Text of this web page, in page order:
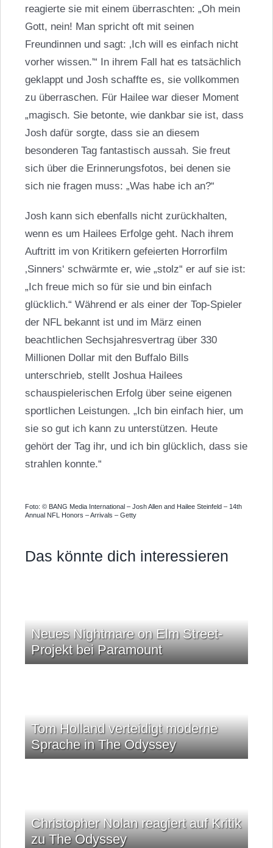
reagierte sie mit einem überraschten: „Oh mein
Gott, nein! Man spricht oft mit seinen
Freundinnen und sagt: ‚Ich will es einfach nicht
vorher wissen.'“ In ihrem Fall hat es tatsächlich
geklappt und Josh schaffte es, sie vollkommen
zu überraschen. Für Hailee war dieser Moment
„magisch. Sie betonte, wie dankbar sie ist, dass
Josh dafür sorgte, dass sie an diesem
besonderen Tag fantastisch aussah. Sie freut
sich über die Erinnerungsfotos, bei denen sie
sich nie fragen muss: „Was habe ich an?“
Josh kann sich ebenfalls nicht zurückhalten,
wenn es um Hailees Erfolge geht. Nach ihrem
Auftritt im von Kritikern gefeierten Horrorfilm
‚Sinners‘ schwärmte er, wie „stolz“ er auf sie ist:
„Ich freue mich so für sie und bin einfach
glücklich.“ Während er als einer der Top-Spieler
der NFL bekannt ist und im März einen
beachtlichen Sechsjahresvertrag über 330
Millionen Dollar mit den Buffalo Bills
unterschrieb, stellt Joshua Hailees
schauspielerischen Erfolg über seine eigenen
sportlichen Leistungen. „Ich bin einfach hier, um
sie so gut ich kann zu unterstützen. Heute
gehört der Tag ihr, und ich bin glücklich, dass sie
strahlen konnte.“
Foto: © BANG Media International – Josh Allen and Hailee Steinfeld – 14th
Annual NFL Honors – Arrivals – Getty
Das könnte dich interessieren
Neues Nightmare on Elm Street-
Projekt bei Paramount
Tom Holland verteidigt moderne
Sprache in The Odyssey
Christopher Nolan reagiert auf Kritik
zu The Odyssey